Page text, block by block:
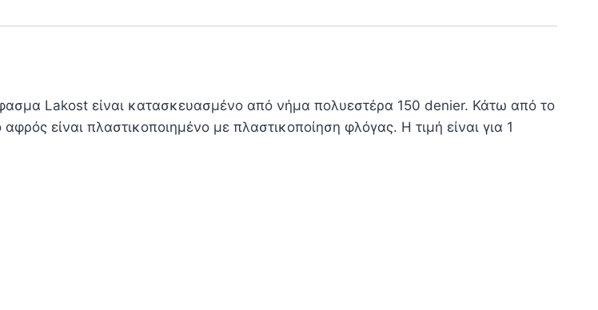
Lakost είναι κατασκευασμένο από νήμα πολυεστέρα 150 denier. Κάτω από το
είναι πλαστικοποιημένο με πλαστικοποίηση φλόγας. Η τιμή είναι για 1